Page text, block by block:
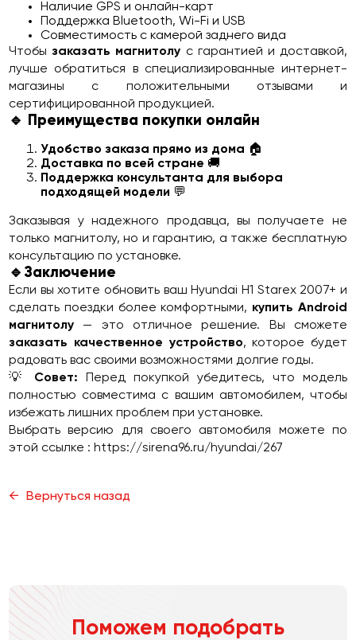
Наличие GPS и онлайн-карт
Поддержка Bluetooth, Wi-Fi и USB
Совместимость с камерой заднего вида
Чтобызаказать магнитолу с гарантией и доставкой,
лучше обратиться в специализированные интернет-
магазины с положительными отзывами и
сертифицированной продукцией.
🔹 Преимущества покупки онлайн
Удобство заказа прямо из дома 🏠
Доставка по всей стране 🚚
Поддержка консультанта для выбора
подходящей модели 💬
Заказывая у надежного продавца, вы получаете не
только магнитолу, но и гарантию, а также бесплатную
консультацию по установке.
🔹Заключение
Если вы хотите обновить ваш Hyundai H1 Starex 2007+ и
сделать поездки более комфортными, купить Android
магнитолу — это отличное решение. Вы сможете
заказать качественное устройство, которое будет
радовать вас своими возможностями долгие годы.
💡 Совет: Перед покупкой убедитесь, что модель
полностью совместима с вашим автомобилем, чтобы
избежать лишних проблем при установке.
Выбрать версию для своего автомобиля можете по
этой ссылке : https://sirena96.ru/hyundai/267
Вернуться назад
Поможем подобрать